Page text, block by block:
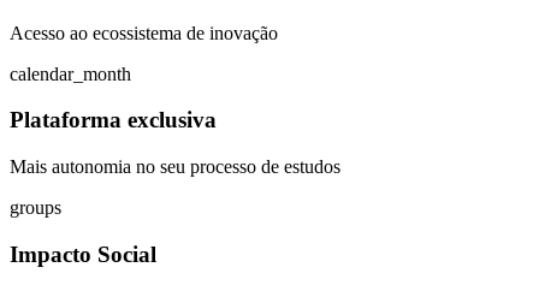
Acesso ao ecossistema de inovação
calendar_month
Plataforma exclusiva
Mais autonomia no seu processo de estudos
groups
Impacto Social